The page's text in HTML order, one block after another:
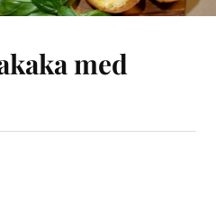
med